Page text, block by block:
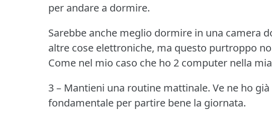
per andare a dormire.
Sarebbe anche meglio dormire in una camera
altre cose elettroniche, ma questo purtroppo
Come nel mio caso che ho 2 computer nella
3 – Mantieni una routine mattinale. Ve ne ho
fondamentale per partire bene la giornata.